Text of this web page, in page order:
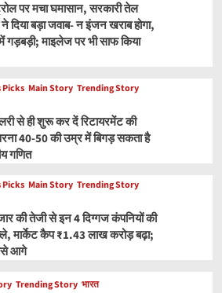
पर मचा घमासान, सरकारी तेल
दिया बड़ा जवाब- न इंजन खराब होगा,
गड़बड़ी; माइलेज पर भी साफ किया
Picks Main Story Trending Story
से ही शुरू कर दें रिटायरमेंट की
40-50 की उम्र में बिगड़ सकता है
गणित
Picks Main Story Trending Story
की तेजी से इन 4 दिग्गज कंपनियों की
मार्केट कैप ₹1.43 लाख करोड़ बढ़ा;
आगे
Trending Story भारत